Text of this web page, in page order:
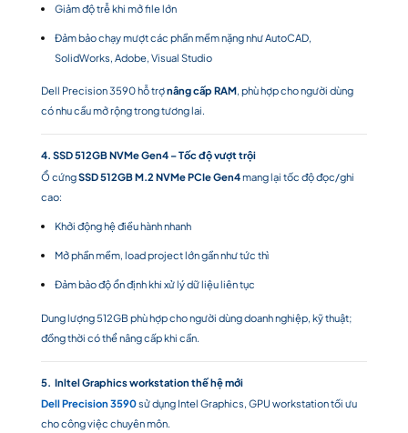
Giảm độ trễ khi mở file lớn
Đảm bảo chạy mượt các phần mềm nặng như AutoCAD,
SolidWorks, Adobe, Visual Studio
Dell Precision 3590 hỗ trợnâng cấp RAM, phù hợp cho người dùng
có nhu cầu mở rộng trong tương lai.
4. SSD 512GB NVMe Gen4 – Tốc độ vượt trội
Ổ cứngSSD 512GB M.2 NVMe PCIe Gen4mang lại tốc độ đọc/ghi
cao:
Khởi động hệ điều hành nhanh
Mở phần mềm, load project lớn gần như tức thì
Đảm bảo độ ổn định khi xử lý dữ liệu liên tục
Dung lượng 512GB phù hợp cho người dùng doanh nghiệp, kỹ thuật;
đồng thời có thể nâng cấp khi cần.
5. Inltel Graphics workstation thế hệ mới
Dell Precision 3590sử dụng Intel Graphics, GPU workstation tối ưu
cho công việc chuyên môn.